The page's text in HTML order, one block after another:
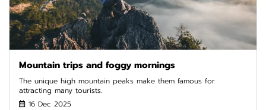
Mountain trips and foggy mornings
The unique high mountain peaks make them famous for
attracting many tourists.
16 Dec 2025